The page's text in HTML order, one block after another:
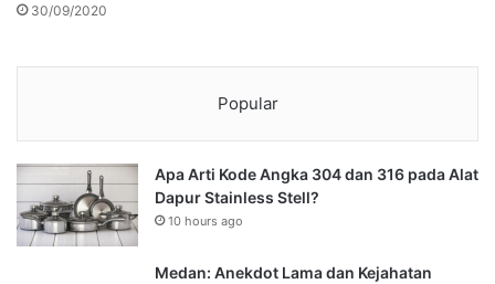
30/09/2020
Popular
Apa Arti Kode Angka 304 dan 316 pada Alat
Dapur Stainless Stell?
10 hours ago
Medan: Anekdot Lama dan Kejahatan